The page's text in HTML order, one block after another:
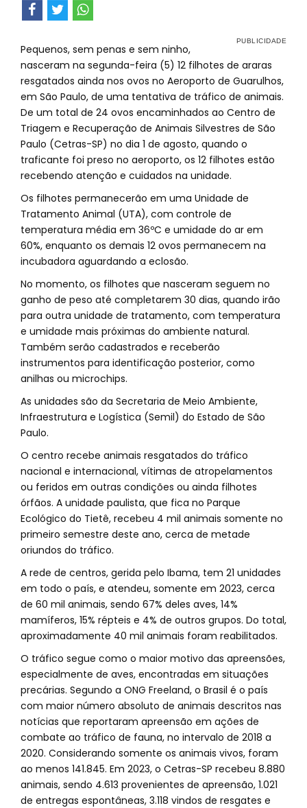
Pequenos, sem penas e sem ninho,
nasceram na segunda-feira (5) 12 filhotes de araras
resgatados ainda nos ovos no Aeroporto de Guarulhos,
em São Paulo, de uma tentativa de tráfico de animais.
De um total de 24 ovos encaminhados ao Centro de
Triagem e Recuperação de Animais Silvestres de São
Paulo (Cetras-SP) no dia 1 de agosto, quando o
traficante foi preso no aeroporto, os 12 filhotes estão
recebendo atenção e cuidados na unidade.
Os filhotes permanecerão em uma Unidade de
Tratamento Animal (UTA), com controle de
temperatura média em 36ºC e umidade do ar em
60%, enquanto os demais 12 ovos permanecem na
incubadora aguardando a eclosão.
No momento, os filhotes que nasceram seguem no
ganho de peso até completarem 30 dias, quando irão
para outra unidade de tratamento, com temperatura
e umidade mais próximas do ambiente natural.
Também serão cadastrados e receberão
instrumentos para identificação posterior, como
anilhas ou microchips.
As unidades são da Secretaria de Meio Ambiente,
Infraestrutura e Logística (Semil) do Estado de São
Paulo.
O centro recebe animais resgatados do tráfico
nacional e internacional, vítimas de atropelamentos
ou feridos em outras condições ou ainda filhotes
órfãos. A unidade paulista, que fica no Parque
Ecológico do Tietê, recebeu 4 mil animais somente no
primeiro semestre deste ano, cerca de metade
oriundos do tráfico.
A rede de centros, gerida pelo Ibama, tem 21 unidades
em todo o país, e atendeu, somente em 2023, cerca
de 60 mil animais, sendo 67% deles aves, 14%
mamíferos, 15% répteis e 4% de outros grupos. Do total,
aproximadamente 40 mil animais foram reabilitados.
O tráfico segue como o maior motivo das apreensões,
especialmente de aves, encontradas em situações
precárias. Segundo a ONG Freeland, o Brasil é o país
com maior número absoluto de animais descritos nas
notícias que reportaram apreensão em ações de
combate ao tráfico de fauna, no intervalo de 2018 a
2020. Considerando somente os animais vivos, foram
ao menos 141.845. Em 2023, o Cetras-SP recebeu 8.880
animais, sendo 4.613 provenientes de apreensão, 1.021
de entregas espontâneas, 3.118 vindos de resgates e